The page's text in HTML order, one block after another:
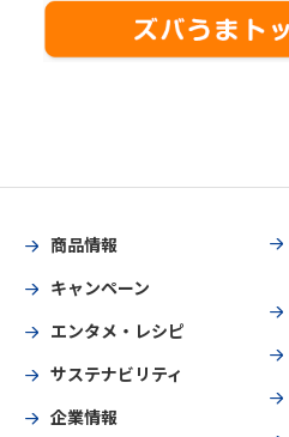
商品情報
キャンペーン
エンタメ・レシピ
サステナビリティ
企業情報